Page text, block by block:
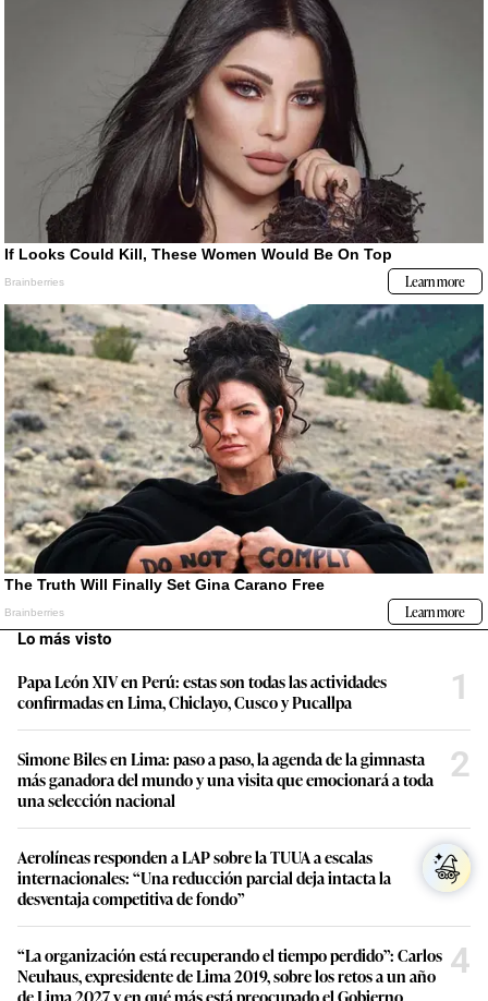
Lo más visto
Papa León XIV en Perú: estas son todas las actividades
confirmadas en Lima, Chiclayo, Cusco y Pucallpa
1
Simone Biles en Lima: paso a paso, la agenda de la gimnasta
más ganadora del mundo y una visita que emocionará a toda
una selección nacional
2
Aerolíneas responden a LAP sobre la TUUA a escalas
internacionales: “Una reducción parcial deja intacta la
desventaja competitiva de fondo”
3
“La organización está recuperando el tiempo perdido”: Carlos
Neuhaus, expresidente de Lima 2019, sobre los retos a un año
de Lima 2027 y en qué más está preocupado el Gobierno
4